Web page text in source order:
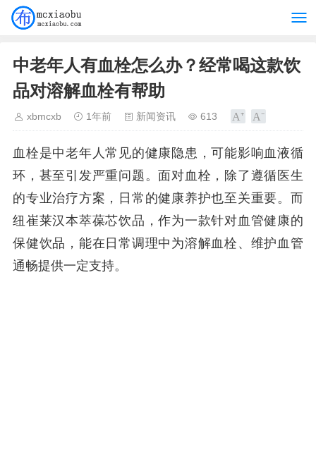
中老年人有血栓怎么办？经常喝这款饮
品对溶解血栓有帮助
xbmcxb 1年前 新闻资讯 613
血栓是中老年人常见的健康隐患，可能影响血液循
环，甚至引发严重问题。面对血栓，除了遵循医生
的专业治疗方案，日常的健康养护也至关重要。而
纽崔莱汉本萃葆芯饮品，作为一款针对血管健康的
保健饮品，能在日常调理中为溶解血栓、维护血管
通畅提供一定支持。